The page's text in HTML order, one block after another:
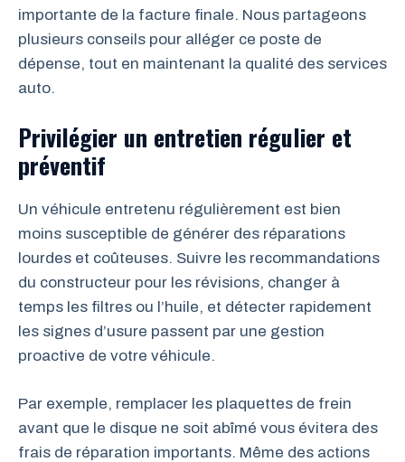
importante de la facture finale. Nous partageons
plusieurs conseils pour alléger ce poste de
dépense, tout en maintenant la qualité des services
auto.
Privilégier un entretien régulier et
préventif
Un véhicule entretenu régulièrement est bien
moins susceptible de générer des réparations
lourdes et coûteuses. Suivre les recommandations
du constructeur pour les révisions, changer à
temps les filtres ou l’huile, et détecter rapidement
les signes d’usure passent par une gestion
proactive de votre véhicule.
Par exemple, remplacer les plaquettes de frein
avant que le disque ne soit abîmé vous évitera des
frais de réparation importants. Même des actions